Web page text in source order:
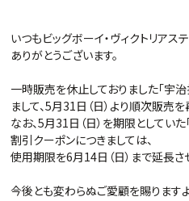
いつもビッグボーイ・ヴィクトリアス
ありがとうございます。
一時販売を休止しておりました「宇
まして、5月31日（日）より順次販売を
なお、5月31日（日）を期限としてい
割引クーポンにつきましては、
使用期限を6月14日（日）まで延長さ
今後とも変わらぬご愛顧を賜ります